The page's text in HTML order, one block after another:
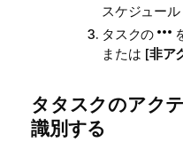
スケジュール
タスクの
または [非ア
タタスクのアク
識別する